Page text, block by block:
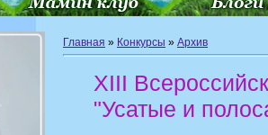
Главная » Конкурсы » Архив
XIII
"Усатые и